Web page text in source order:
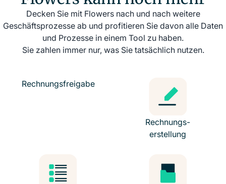
Decken Sie mit Flowers nach und nach weitere
Geschäftsprozesse ab und profitieren Sie davon alle Daten
und Prozesse in einem Tool zu haben.
Sie zahlen immer nur, was Sie tatsächlich nutzen.
Rechnungs­freigabe
Rechnungs-
erstellung